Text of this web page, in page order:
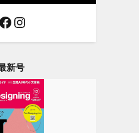
Facebook
Instagram
新号